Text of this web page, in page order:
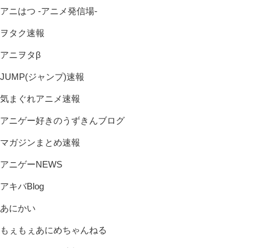
アニはつ -アニメ発信場-
ヲタク速報
アニヲタβ
JUMP(ジャンプ)速報
気まぐれアニメ速報
アニゲー好きのうずきんブログ
マガジンまとめ速報
アニゲーNEWS
アキバBlog
あにかい
もぇもぇあにめちゃんねる